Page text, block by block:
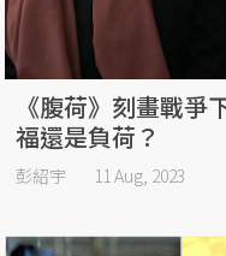
《腹荷》刻畫戰爭
福還是負荷？
彭紹宇 11 Aug, 2023